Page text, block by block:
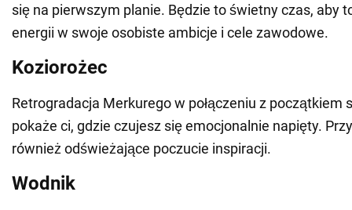
się na pierwszym planie. Będzie to świetny czas, aby
energii w swoje osobiste ambicje i cele zawodowe.
Koziorożec
Retrogradacja Merkurego w połączeniu z początkiem
pokaże ci, gdzie czujesz się emocjonalnie napięty.
również odświeżające poczucie inspiracji.
Wodnik